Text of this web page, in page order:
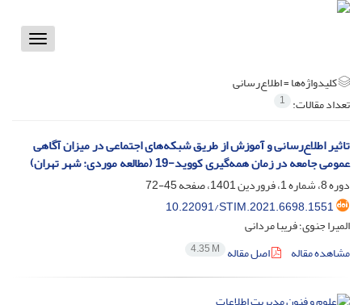
Toggle
کلیدواژه‌ها =اطلاع‌‌رسانی
تعداد مقالات: 1
تاثیر اطلاع‌‌رسانی و آموزش از طریق شبکه‌‌های اجتماعی در میزان آگاهی
عمومی جامعه در زمان همه‌‌گیری کووید-19 (مطالعه موردی: شهر تهران)
دوره 8، شماره 1، فروردین 1401، صفحه
45-72
10.22091/STIM.2021.6698.1551
المیرا جنوی؛ فریبا مردانی
مشاهده مقاله
اصل مقاله 4.35 M